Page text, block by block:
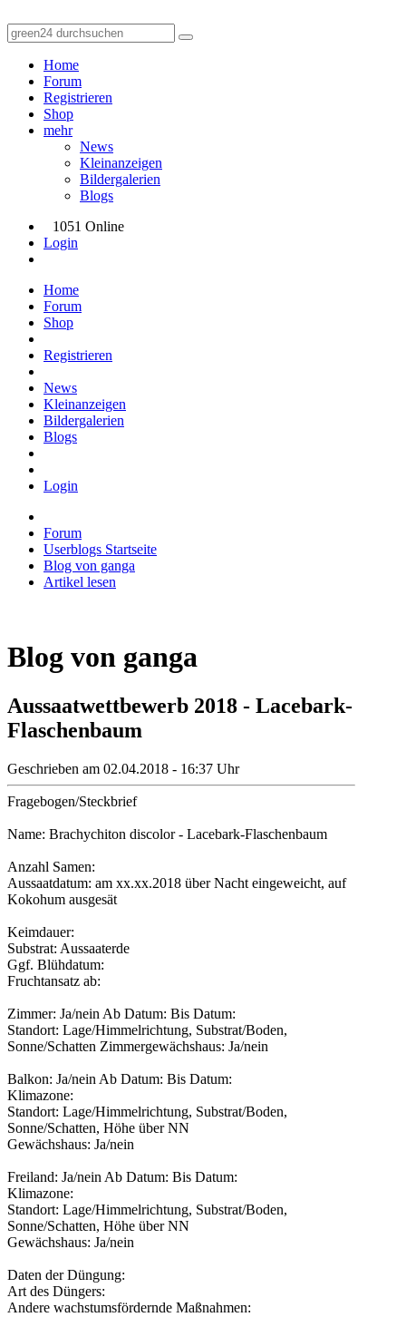
Home
Forum
Registrieren
Shop
mehr
News
Kleinanzeigen
Bildergalerien
Blogs
1051 Online
Login
Home
Forum
Shop
Registrieren
News
Kleinanzeigen
Bildergalerien
Blogs
Login
Forum
Userblogs Startseite
Blog von ganga
Artikel lesen
Blog von ganga
Aussaatwettbewerb 2018 - Lacebark-
Flaschenbaum
Geschrieben am 02.04.2018 - 16:37 Uhr
Fragebogen/Steckbrief
Name: Brachychiton discolor - Lacebark-Flaschenbaum
Anzahl Samen:
Aussaatdatum: am xx.xx.2018 über Nacht eingeweicht, auf
Kokohum ausgesät
Keimdauer:
Substrat: Aussaaterde
Ggf. Blühdatum:
Fruchtansatz ab:
Zimmer: Ja/nein Ab Datum: Bis Datum:
Standort: Lage/Himmelrichtung, Substrat/Boden,
Sonne/Schatten Zimmergewächshaus: Ja/nein
Balkon: Ja/nein Ab Datum: Bis Datum:
Klimazone:
Standort: Lage/Himmelrichtung, Substrat/Boden,
Sonne/Schatten, Höhe über NN
Gewächshaus: Ja/nein
Freiland: Ja/nein Ab Datum: Bis Datum:
Klimazone:
Standort: Lage/Himmelrichtung, Substrat/Boden,
Sonne/Schatten, Höhe über NN
Gewächshaus: Ja/nein
Daten der Düngung:
Art des Düngers:
Andere wachstumsfördernde Maßnahmen: